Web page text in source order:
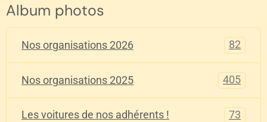
Album photos
Nos organisations 2026 82
Nos organisations 2025 405
Les voitures de nos adhérents ! 73